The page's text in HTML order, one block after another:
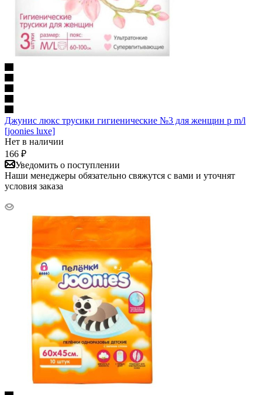
Джунис люкс трусики гигиенические №3 для женщин р m/l
[joonies luxe]
Нет в наличии
166 ₽
Уведомить о поступлении
Наши менеджеры обязательно свяжутся с вами и уточнят
условия заказа